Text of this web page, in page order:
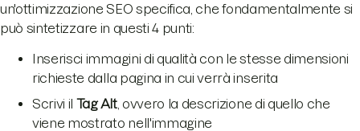
un'ottimizzazione SEO specifica, che fondamentalmente si
può sintetizzare in questi 4 punti:
Inserisci immagini di qualità con le stesse dimensioni
richieste dalla pagina in cui verrà inserita
Scrivi il Tag Alt, ovvero la descrizione di quello che
viene mostrato nell'immagine